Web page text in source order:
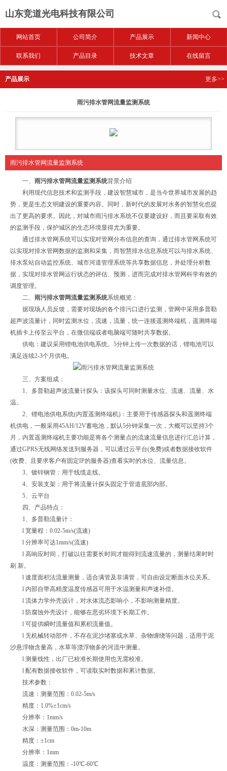
山东竞道光电科技有限公司
网站首页 公司简介 产品展示 新闻中心
联系我们 产品目录 技术文章 在线留言
产品展示 更多>>
雨污排水管网流量监测系统
雨污排水管网流量监测系统
一、 雨污排水管网流量监测系统背景介绍
利用现代信息技术和监测手段，建设智慧城市，是当今世界城市发展的趋
势，更是生态文明建设的重要内容。同时，新时代的发展对水务的智慧化也提
出了更高的要求。因此，对城市雨污排水系统不仅要建设好，而且要采取有效
的监测手段，保护城区的生态环境显得尤为重要。
通过排水管网系统可以实现对管网分布信息的查询，通过排水管网系统可
以实现对排水管网数据的监测和采集，而智慧排水信息系统可以与排水系统、
排水泵站自动监控系统、城市河道管理系统等共享数据信息，并处理分析数
据，实现对排水管网运行状态的评估、预测，进而完成对排水管网科学有效的
调度管理。
二、 雨污排水管网流量监测系统系统概览：
据现场人员反馈，需要对现场的各个排污口进行监测，管网中采用多普勒
超声波流量计，同时监测水位，流速，流量，统一连接遥测终端机，遥测终端
机插卡上传至云平台，在微信端或者电脑端可随时共享数据。
供电：建议采用锂电池供电系统。5分钟上传一次数据的话，锂电池可以
满足连续2-3个月供电。
三、方案组成：
1、多普勒超声波流量计探头：该探头可同时测量水位、流速、流量、水
温。
2、锂电池供电系统(内置遥测终端机)：主要用于传感器探头和遥测终端
机供电，一般采用45AH/12V蓄电池，默认5分钟采集一次，大概可以坚持3个
月，内置遥测终端机主要功能是将各个测量点的流速流量信息进行汇总计算，
通过GPRS无线网络发送到服务器，可以通过云平台(免费)或者数据接收软件
(收费、且要求客户有固定IP的服务器)查看实时的水位、流量信息。
3、镀锌钢管：用于线缆走线。
4、安装支架：用于将流量计探头固定于管道底部内部。
5、云平台
四、产品特点：
1、多普勒流量计：
l 宽量程：0.02-5m/s(流速)
l 分辨率可达1mm/s(流速)
l 高响应时间，打破以往需要长时间才能得到流速流量的，测量结果时时
刷 新。
l 速度面积法流量测量，适合满管及非满管，可自由设定断面水位关系。
l 内部自带高精度温度传感器可用于水温测量和声速补偿。
l 流体力学外壳设计，对水体流态影响小，不影响测量精度。
l 防腐蚀外壳设计，能够在恶劣环境下长期工作。
l 可提供瞬时流量值和累积流量值。
l 无机械转动部件，不存在泥沙堵塞或水草、杂物缠绕等问题，适用于泥
沙悬浮物含量高，水草等漂浮物多的河流中测量。
l 测量线性，出厂已校准长期使用也无需校准。
l 配有数据接收软件，可读取实时数据和累计数据。
技术参数：
流速：测量范围：0.02-5m/s
精度：1.0%±1cm/s
分辨率：1mm/s
水深：测量范围：0m-10m
精度：±1cm
分辨率：1mm
温度：测量范围：-10℃-60℃